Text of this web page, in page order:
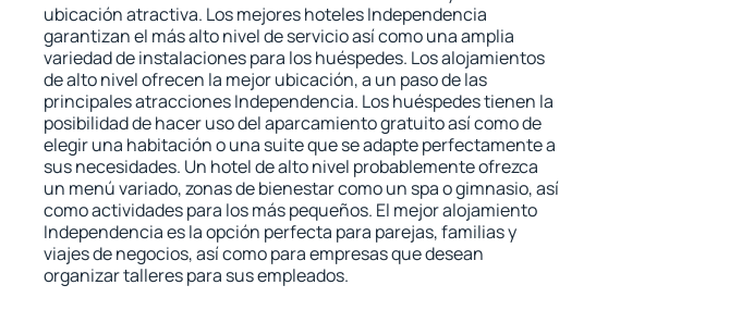
ubicación atractiva. Los mejores hoteles Independencia
garantizan el más alto nivel de servicio así como una amplia
variedad de instalaciones para los huéspedes. Los alojamientos
de alto nivel ofrecen la mejor ubicación, a un paso de las
principales atracciones Independencia. Los huéspedes tienen la
posibilidad de hacer uso del aparcamiento gratuito así como de
elegir una habitación o una suite que se adapte perfectamente a
sus necesidades. Un hotel de alto nivel probablemente ofrezca
un menú variado, zonas de bienestar como un spa o gimnasio, así
como actividades para los más pequeños. El mejor alojamiento
Independencia es la opción perfecta para parejas, familias y
viajes de negocios, así como para empresas que desean
organizar talleres para sus empleados.